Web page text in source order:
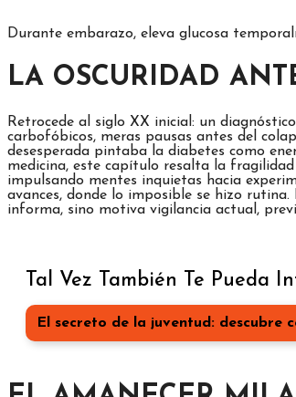
Durante embarazo, eleva glucosa
LA OSCURIDAD
Retrocede al siglo XX inicial: un
carbofóbicos, meras pausas antes del
desesperada pintaba la diabetes como
medicina, este capítulo resalta la
impulsando mentes inquietas hacia
avances, donde lo imposible se hizo
informa, sino motiva vigilancia actual,
Tal Vez También Te Pueda
El secreto de la juventud: